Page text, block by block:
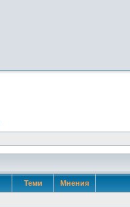
Теми Мнения